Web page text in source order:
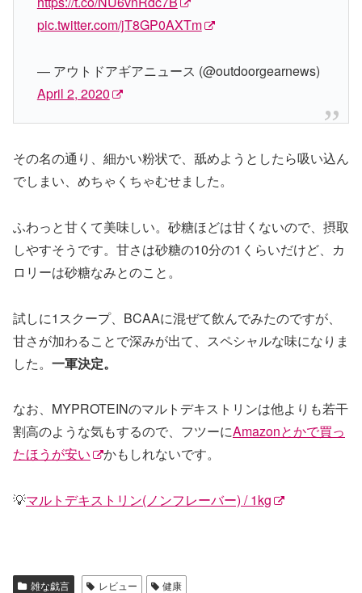
pic.twitter.com/jT8GP0AXTm
— アウトドアギアニュース (@outdoorgearnews)
April 2, 2020
その名の通り、細かい粉状で、舐めようとしたら吸い込ん
でしまい、めちゃくちゃむせました。
ふわっと甘くて美味しい。砂糖ほどは甘くないので、摂取
しやすそうです。甘さは砂糖の10分の1くらいだけど、カ
ロリーは砂糖なみとのこと。
試しに1スクープ、BCAAに混ぜて飲んでみたのですが、
甘さが加わることで深みが出て、スペシャルな味になりま
した。 一軍決定。
なお、MYPROTEINのマルトデキストリンは他よりも若干
割高のような気もするので、フツーにAmazonとかで買っ
たほうが安い
かもしれないです。
💡マルトデキストリン(ノンフレーバー) / 1kg
雑な戯言 レビュー 健康